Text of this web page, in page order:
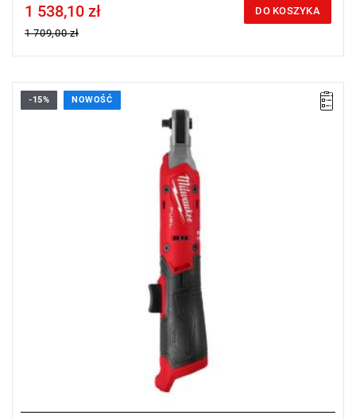
Price tax included
1 538,10 zł
1 709,00 zł
DO KOSZYKA
-15% NOWOŚĆ